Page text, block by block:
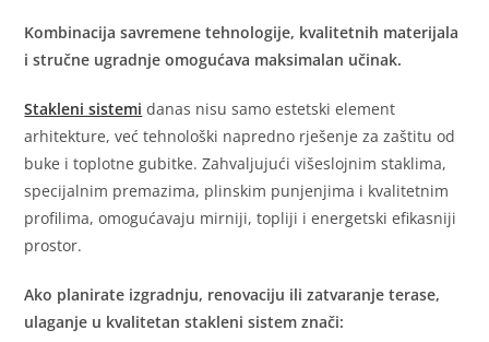
Kombinacija savremene tehnologije, kvalitetnih materijala
i stručne ugradnje omogućava maksimalan učinak.
Stakleni sistemi danas nisu samo estetski element
arhitekture, već tehnološki napredno rješenje za zaštitu od
buke i toplotne gubitke. Zahvaljujući višeslojnim staklima,
specijalnim premazima, plinskim punjenjima i kvalitetnim
profilima, omogućavaju mirniji, topliji i energetski efikasniji
prostor.
Ako planirate izgradnju, renovaciju ili zatvaranje terase,
ulaganje u kvalitetan stakleni sistem znači: